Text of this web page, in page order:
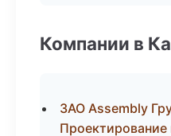
Компании в
ЗАО Assembly
Проектирование